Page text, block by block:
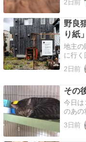
あ、起
す。前
遽発
2日前
野良
り紙」
地主の
に行く
の変
韻のよ
いた地
紙だ
2日前
その
今日は
のあの
に家
じてい
3日前